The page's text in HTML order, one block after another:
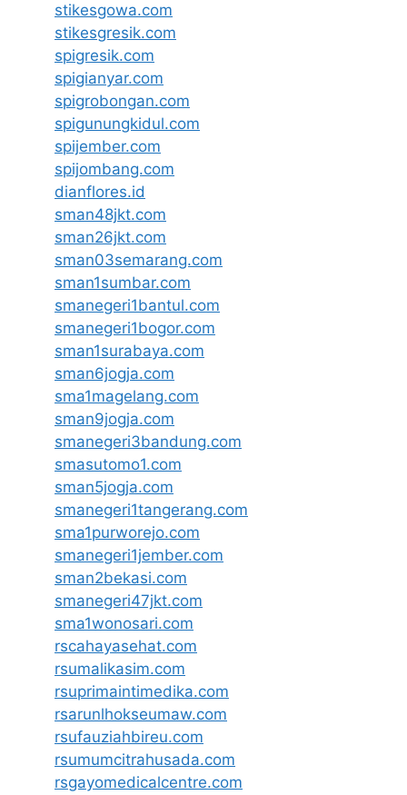
stikesgowa.com
stikesgresik.com
spigresik.com
spigianyar.com
spigrobongan.com
spigunungkidul.com
spijember.com
spijombang.com
dianflores.id
sman48jkt.com
sman26jkt.com
sman03semarang.com
sman1sumbar.com
smanegeri1bantul.com
smanegeri1bogor.com
sman1surabaya.com
sman6jogja.com
sma1magelang.com
sman9jogja.com
smanegeri3bandung.com
smasutomo1.com
sman5jogja.com
smanegeri1tangerang.com
sma1purworejo.com
smanegeri1jember.com
sman2bekasi.com
smanegeri47jkt.com
sma1wonosari.com
rscahayasehat.com
rsumalikasim.com
rsuprimaintimedika.com
rsarunlhokseumaw.com
rsufauziahbireu.com
rsumumcitrahusada.com
rsgayomedicalcentre.com